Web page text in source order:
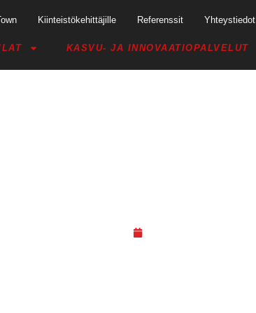
Kiinteistökehittäjille Referenssit Yhteystiedot
KASVU- JA INNOVAATIOPALVELUT